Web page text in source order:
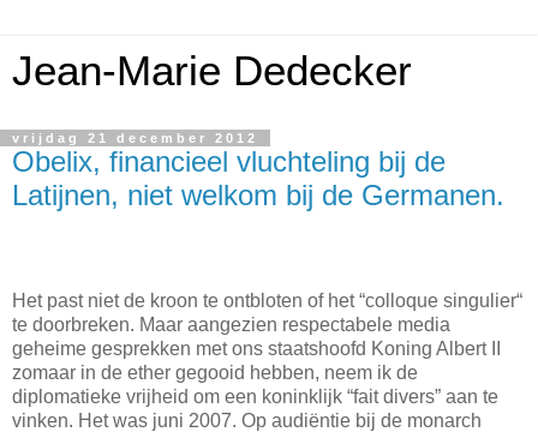
Jean-Marie Dedecker
vrijdag 21 december 2012
Obelix, financieel vluchteling bij de
Latijnen, niet welkom bij de Germanen.
Het past niet de kroon te ontbloten of het “colloque singulier“
te doorbreken. Maar aangezien respectabele media
geheime gesprekken met ons staatshoofd Koning Albert II
zomaar in de ether gegooid hebben, neem ik de
diplomatieke vrijheid om een koninklijk “fait divers” aan te
vinken. Het was juni 2007. Op audiëntie bij de monarch